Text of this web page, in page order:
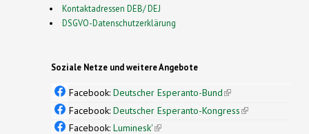
Kontaktadressen DEB/ DEJ
DSGVO-Datenschutzerklärung
Soziale Netze und weitere Angebote
Facebook: Deutscher Esperanto-Bund(link is
external)
Facebook: Deutscher Esperanto-Kongress(link is
Facebook: Luminesk'(link is external)